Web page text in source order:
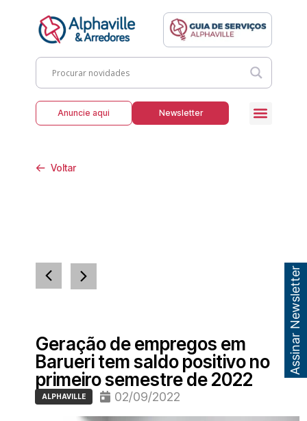
Anuncie aqui Newsletter
Voltar
Geração de empregos em
Barueri tem saldo positivo no
primeiro semestre de 2022
ALPHAVILLE 02/09/2022
Assinar Newsletter